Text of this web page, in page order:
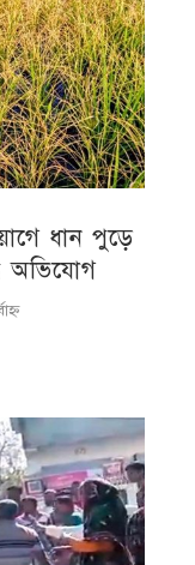
ধান পুড়ে
অভিযোগ